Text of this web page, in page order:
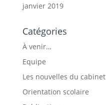
janvier 2019
Catégories
À venir…
Equipe
Les nouvelles du cabinet
Orientation scolaire